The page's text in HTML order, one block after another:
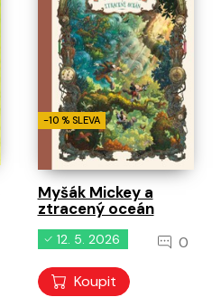
-10 % SLEVA
Myšák Mickey a
ztracený oceán
12. 5. 2026 0
Koupit